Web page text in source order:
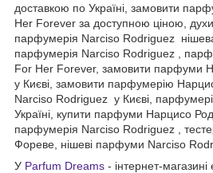
доставкою по Україні, замовити
Her Forever за доступною ціною,
парфумерія Narciso Rodriguez
парфумерія Narciso Rodriguez ,
For Her Forever, замовити парфуми
у Києві, замовити парфумерію
Narciso Rodriguez у Києві,
Україні, купити парфуми Нарцисо
парфумерія Narciso Rodriguez ,
Фореве, нішеві парфуми Narciso
У Parfum Dreams - інтернет-магазині